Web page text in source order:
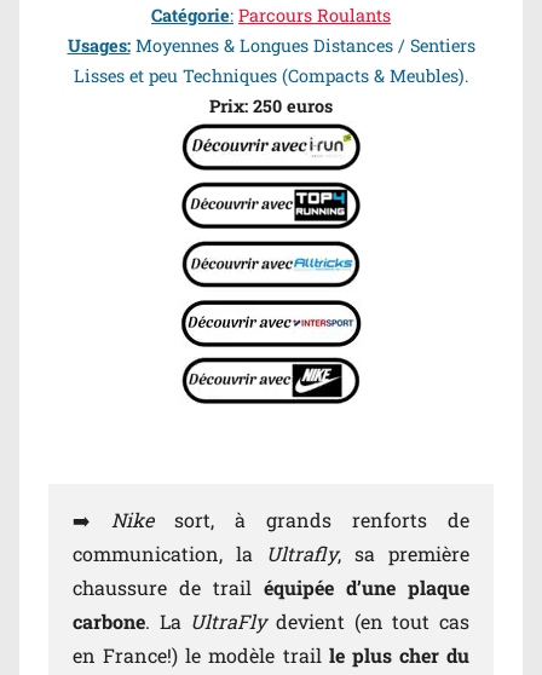
Catégorie: Parcours Roulants
Usages:Moyennes & Longues Distances / Sentiers
Lisses et peu Techniques (Compacts & Meubles).
Prix: 250 euros
➡️ Nike sort, à grands renforts de
communication, la Ultrafly, sa première
chaussure de trail équipée d’une plaque
carbone. La UltraFlydevient (en tout cas
en France!) le modèle trail le plus cher du